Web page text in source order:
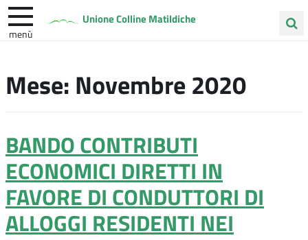
Unione Colline Matildiche
menù
sito
Mese: Novembre 2020
BANDO CONTRIBUTI
ECONOMICI DIRETTI IN
FAVORE DI CONDUTTORI DI
ALLOGGI RESIDENTI NEI